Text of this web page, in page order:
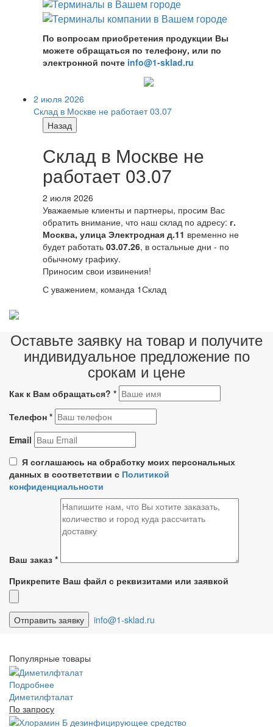
По вопросам приобретения продукции Вы
можете обращаться по телефону, или по
электронной почте info@1-sklad.ru
2 июля 2026
Склад в Москве не работает 03.07
Назад
Склад в Москве не
работает 03.07
2 июля 2026
Уважаемые клиенты и партнеры, просим Вас
обратить внимание, что наш склад по адресу: г.
Москва, улица Электродная д.11 временно не
будет работать 03.07.26, в остальные дни - по
обычному графику.
Приносим свои извинения!
С уважением, команда 1Склад
Оставьте заявку на товар и получите
индивидуальное предложение по
срокам и цене
Как к Вам обращаться? *
Телефон *
Email
Я соглашаюсь на обработку моих персональных
данных в соответствии с Политикой
конфиденциальности
Ваш заказ *
Прикрепите Ваш файл с реквизитами или заявкой
info@1-sklad.ru
Популярные товары
Подробнее
Диметилфталат
По запросу